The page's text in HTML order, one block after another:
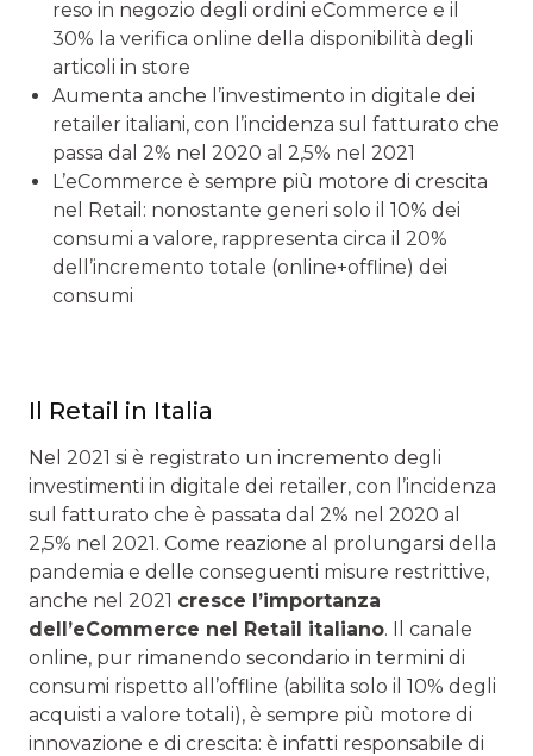
reso in negozio degli ordini eCommerce e il
30% la verifica online della disponibilità degli
articoli in store
Aumenta anche l’investimento in digitale dei
retailer italiani, con l’incidenza sul fatturato che
passa dal 2% nel 2020 al 2,5% nel 2021
L’eCommerce è sempre più motore di crescita
nel Retail: nonostante generi solo il 10% dei
consumi a valore, rappresenta circa il 20%
dell’incremento totale (online+offline) dei
consumi
Il Retail in Italia
Nel 2021 si è registrato un incremento degli
investimenti in digitale dei retailer, con l’incidenza
sul fatturato che è passata dal 2% nel 2020 al
2,5% nel 2021. Come reazione al prolungarsi della
pandemia e delle conseguenti misure restrittive,
anche nel 2021 cresce l’importanza
dell’eCommerce nel Retail italiano. Il canale
online, pur rimanendo secondario in termini di
consumi rispetto all’offline (abilita solo il 10% degli
acquisti a valore totali), è sempre più motore di
innovazione e di crescita: è infatti responsabile di